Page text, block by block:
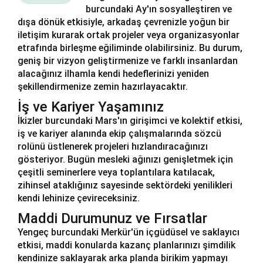
burcundaki Ay'ın sosyalleştiren ve
dışa dönük etkisiyle, arkadaş çevrenizle yoğun bir
iletişim kurarak ortak projeler veya organizasyonlar
etrafında birleşme eğiliminde olabilirsiniz. Bu durum,
geniş bir vizyon geliştirmenize ve farklı insanlardan
alacağınız ilhamla kendi hedeflerinizi yeniden
şekillendirmenize zemin hazırlayacaktır.
İş ve Kariyer Yaşamınız
İkizler burcundaki Mars'ın girişimci ve kolektif etkisi,
iş ve kariyer alanında ekip çalışmalarında sözcü
rolünü üstlenerek projeleri hızlandıracağınızı
gösteriyor. Bugün mesleki ağınızı genişletmek için
çeşitli seminerlere veya toplantılara katılacak,
zihinsel ataklığınız sayesinde sektördeki yenilikleri
kendi lehinize çevireceksiniz.
Maddi Durumunuz ve Fırsatlar
Yengeç burcundaki Merkür'ün içgüdüsel ve saklayıcı
etkisi, maddi konularda kazanç planlarınızı şimdilik
kendinize saklayarak arka planda birikim yapmayı